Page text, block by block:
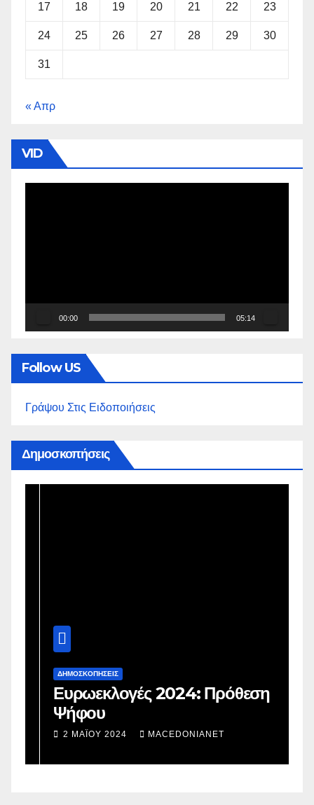
17 18 19 20 21 22 23
24 25 26 27 28 29 30
31
« Απρ
VID
00:00 05:14
Follow US
Γράψου Στις Ειδοποιήσεις
Δημοσκοπήσεις
ΔΗΜΟΣΚΟΠΉΣΕΙΣ
Ευρωεκλογές 2024: Πρόθεση
Ψήφου
2 ΜΑΪ́ΟΥ 2024 MACEDONIANET